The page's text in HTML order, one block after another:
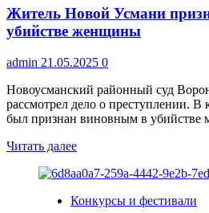
на
берегу
Воронеж
Житель Новой Усмани
убийстве женщины
admin 21.05.2025 0
Новоусманский районный суд
рассмотрел дело о преступлении.
был признан виновным в
Читать далееПрочитать
о
Новой
Конкурсы и фестивали